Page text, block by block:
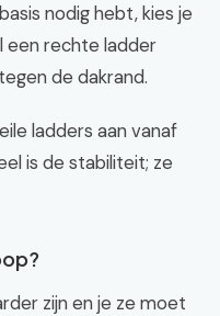
nodig hebt, kies je
een rechte ladder
de dakrand.
ladders aan vanaf
is de stabiliteit; ze
zijn en je ze moet